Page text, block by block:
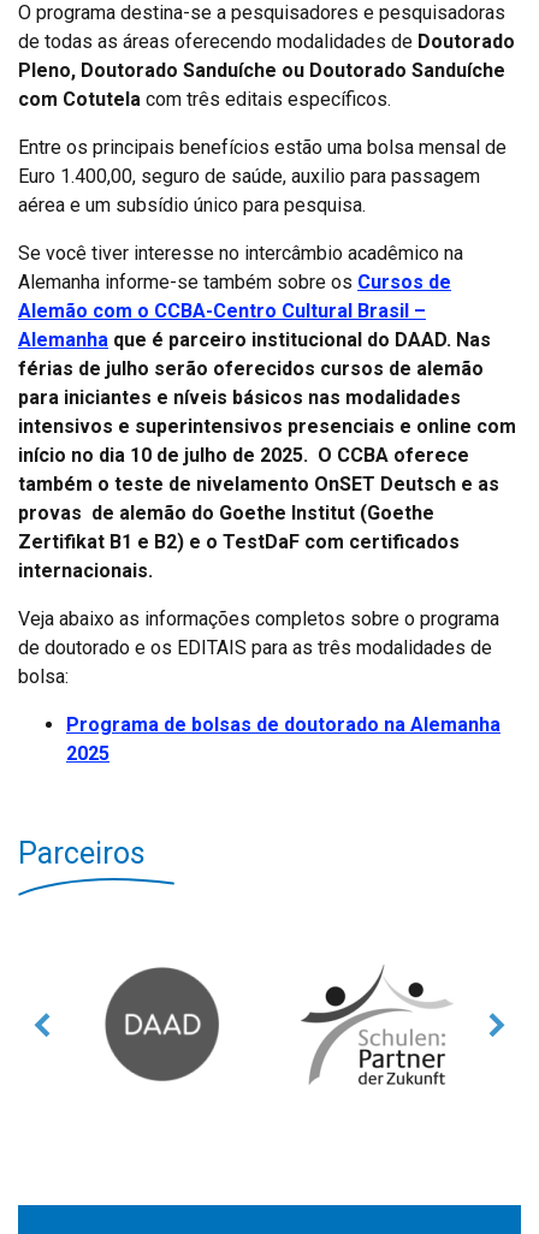
O programa destina-se a pesquisadores e pesquisadoras
de todas as áreas oferecendo modalidades de Doutorado
Pleno, Doutorado Sanduíche ou Doutorado Sanduíche
com Cotutela com três editais específicos.
Entre os principais benefícios estão uma bolsa mensal de
Euro 1.400,00, seguro de saúde, auxilio para passagem
aérea e um subsídio único para pesquisa.
Se você tiver interesse no intercâmbio acadêmico na
Alemanha informe-se também sobre os Cursos de
Alemão com o CCBA-Centro Cultural Brasil –
Alemanha que é parceiro institucional do DAAD. Nas
férias de julho serão oferecidos cursos de alemão
para iniciantes e níveis básicos nas modalidades
intensivos e superintensivos presenciais e online com
início no dia 10 de julho de 2025. O CCBA oferece
também o teste de nivelamento OnSET Deutsch e as
provas de alemão do Goethe Institut (Goethe
Zertifikat B1 e B2) e o TestDaF com certificados
internacionais.
Veja abaixo as informações completos sobre o programa
de doutorado e os EDITAIS para as três modalidades de
bolsa:
Programa de bolsas de doutorado na Alemanha
2025
Parceiros